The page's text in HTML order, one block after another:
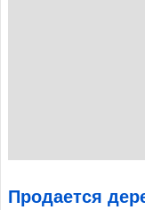
Продается